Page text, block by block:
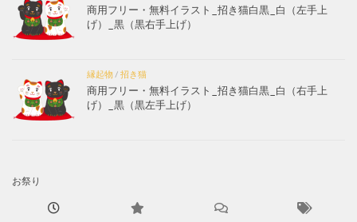
商用フリー・無料イラスト_招き猫白黒_白（左手上
げ）_黒（黒右手上げ）
縁起物 / 招き猫
商用フリー・無料イラスト_招き猫白黒_白（右手上
げ）_黒（黒左手上げ）
お祭り